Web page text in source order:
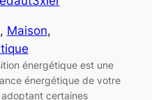
, Maison
énergétique est une
énergétique de votre
certaines